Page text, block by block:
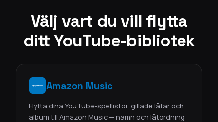
Välj vart du vill flytta
ditt YouTube-bibliotek
Amazon Music
Flytta dina YouTube-spellistor, gillade låtar och
album till Amazon Music — namn och låtordning